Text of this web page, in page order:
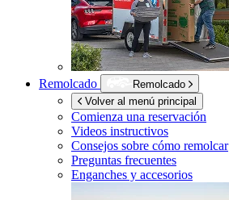
Remolcado
Remolcado
Volver al menú principal
Comienza una reservación
Videos instructivos
Consejos sobre cómo remolcar
Preguntas frecuentes
Enganches y accesorios